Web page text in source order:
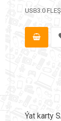
USB3.0
Ýat karty